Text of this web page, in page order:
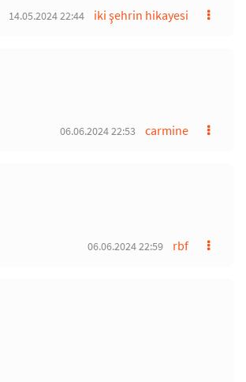
iki şehrin hikayesi
14.05.2024 22:44
carmine
06.06.2024 22:53
rbf
06.06.2024 22:59